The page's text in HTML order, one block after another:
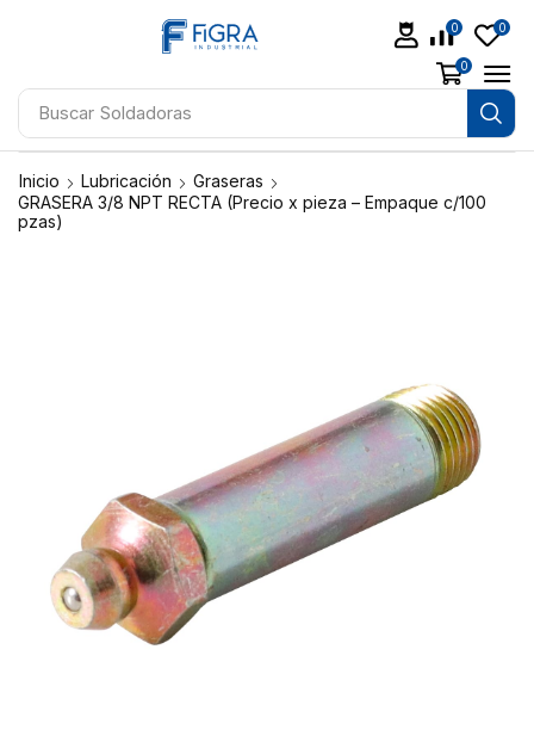
Buscar Soldadoras
0 0
0
Inicio Lubricación
Graseras
GRASERA 3/8 NPT RECTA (Precio x pieza – Empaque c/100
pzas)